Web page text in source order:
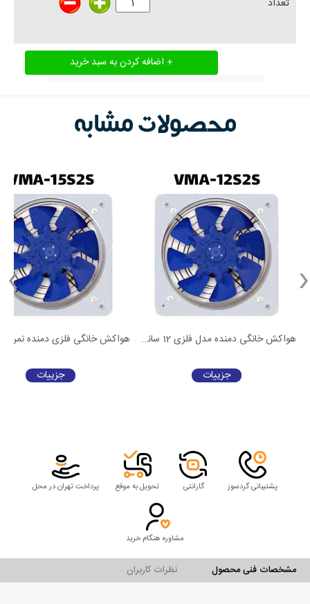
تعداد
هواکش خانگی دمنده مدل فلزی 12 سانت 2050 دور
جزییات جزییات
پشتیبانی گردسوز گارانتی تحویل به موقع پرداخت تهران در محل
مشاوره هنگام خرید
مشخصات فنی محصول نظرات کاربران